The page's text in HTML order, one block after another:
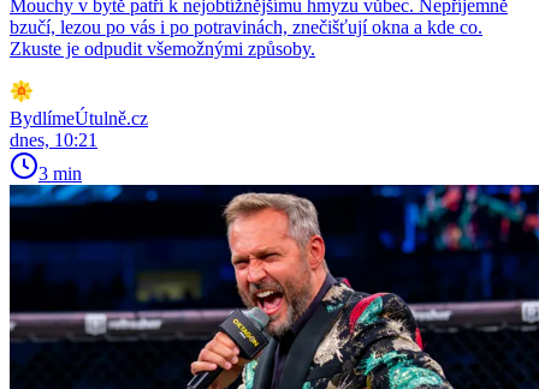
Mouchy v bytě patří k nejobtížnějšímu hmyzu vůbec. Nepříjemně
bzučí, lezou po vás i po potravinách, znečišťují okna a kde co.
Zkuste je odpudit všemožnými způsoby.
BydlímeÚtulně.cz
dnes, 10:21
3 min